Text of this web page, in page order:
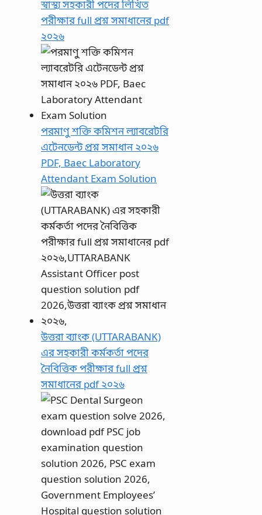
স্বাস্থ্য সহকারী পদের লিখিত
পরীক্ষার full প্রশ্ন সমাধানের pdf
২০২৬
পরমাণু শক্তি কমিশন ল্যাবরেটরি
এটেনডেন্ট প্রশ্ন সমাধান ২০২৬
PDF, Baec Laboratory
Attendant Exam Solution
উত্তরা ব্যাংক (UTTARABANK)
এর সহকারী কর্মকর্তা পদের
নৈবিত্তিক পরীক্ষার full প্রশ্ন
সমাধানের pdf ২০২৬